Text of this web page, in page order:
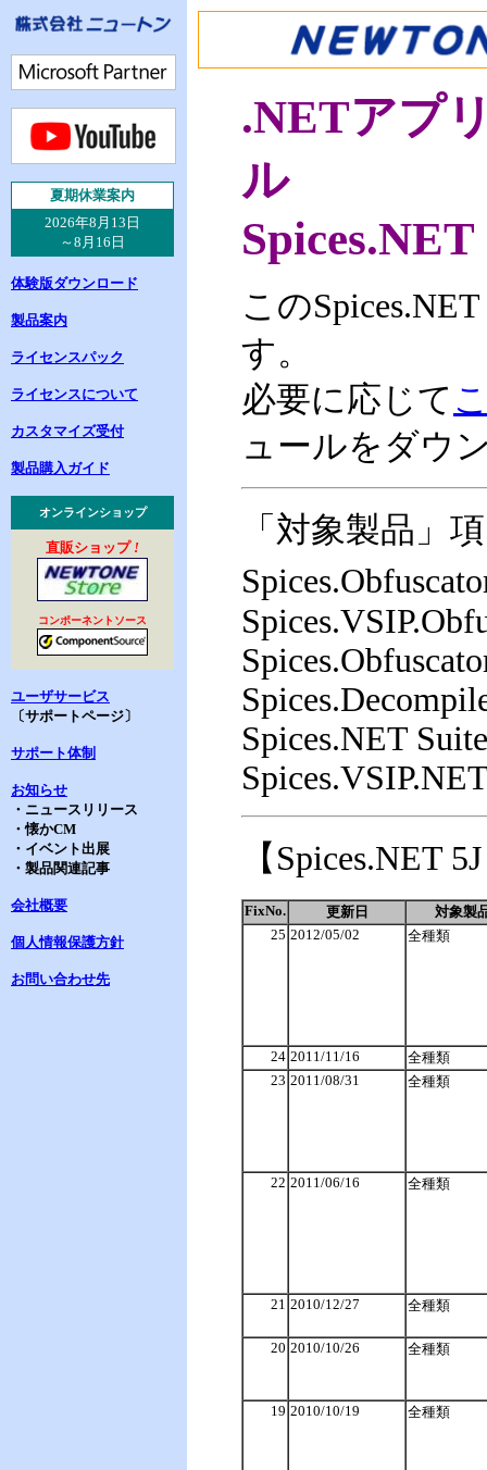
夏期休業案内
2026年8月13日
～8月16日
体験版ダウンロード
製品案内
ライセンスパック
ライセンスについて
カスタマイズ受付
製品購入ガイド
オンラインショップ
直販ショップ!
コンポーネントソース
ユーザサービス
〔サポートページ〕
サポート体制
お知らせ
・ニュースリリース
・懐かCM
・イベント出展
・製品関連記事
会社概要
個人情報保護方針
お問い合わせ先
.NETアプ
ル
Spices.NET
この
す。
必要に応じて
ュールをダウ
「対象製品」
Spices.NET
【Spices.NET
FixNo. 更新日
対象製
25 2012/05/02 全種類
24 2011/11/16
全種類
23 2011/08/31 全種類
22 2011/06/16 全種類
21 2010/12/27 全種類
20 2010/10/26 全種類
19 2010/10/19 全種類